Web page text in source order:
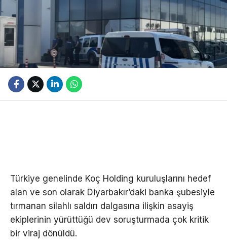
Türkiye genelinde Koç Holding kuruluşlarını hedef
alan ve son olarak Diyarbakır’daki banka şubesiyle
tırmanan silahlı saldırı dalgasına ilişkin asayiş
ekiplerinin yürüttüğü dev soruşturmada çok kritik
bir viraj dönüldü.